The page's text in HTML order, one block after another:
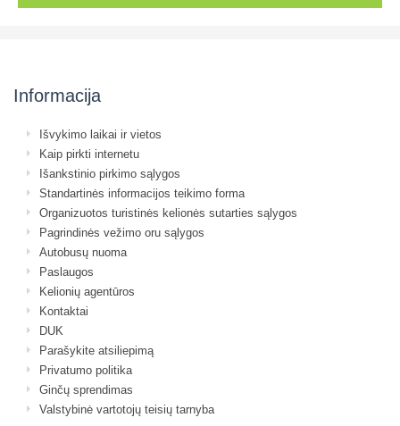
Informacija
Išvykimo laikai ir vietos
Kaip pirkti internetu
Išankstinio pirkimo sąlygos
Standartinės informacijos teikimo forma
Organizuotos turistinės kelionės sutarties sąlygos
Pagrindinės vežimo oru sąlygos
Autobusų nuoma
Paslaugos
Kelionių agentūros
Kontaktai
DUK
Parašykite atsiliepimą
Privatumo politika
Ginčų sprendimas
Valstybinė vartotojų teisių tarnyba